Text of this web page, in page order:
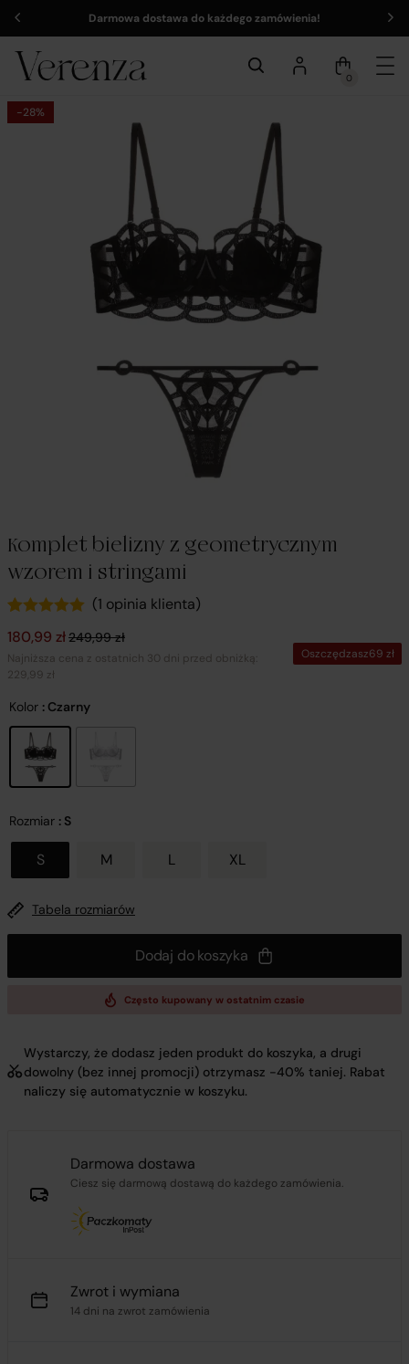
Darmowa dostawa do każdego zamówienia!
0
-28%
Komplet bielizny z geometrycznym
wzorem i stringami
5.00na 5 na
podstawie
oceny klienta
(1 opinia klienta)
249,99zł
Pierwotna cena wynosiła: 249,99 zł.
180,99 zł
Aktualna cena wynosi: 180,99 zł.
Najniższa cena z ostatnich 30 dni przed obniżką:
229,99 zł
Oszczędzasz69 zł
Kolor : Czarny
Rozmiar : S
S M L XL
Tabela rozmiarów
Dodaj do koszyka
Często kupowany w ostatnim czasie
Wystarczy, że dodasz jeden produkt do koszyka, a drugi
dowolny (bez innej promocji) otrzymasz -40% taniej. Rabat
naliczy się automatycznie w koszyku.
Darmowa dostawa
Ciesz się darmową dostawą do każdego zamówienia.
Zwrot i wymiana
14 dni na zwrot zamówienia